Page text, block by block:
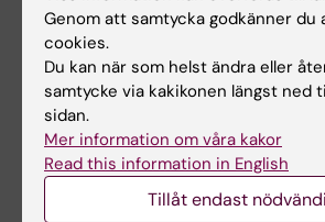
Observera att du inte ska
medsökande i denna utlysning.
Återrapportering
För denna utlysning ska en
rapport, på ca ½ A4-sida,
ekonomisk redovisning, på ca
Genom att samtycka godkänner du
cookies.
Du kan när som helst ändra eller
samtycke via kakikonen längst ned
sidan.
Mer information om våra kakor
Read this information in English
Tillåt endast